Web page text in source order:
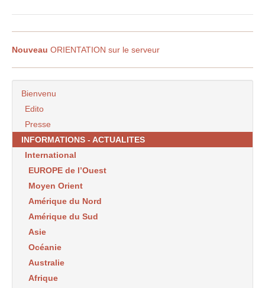
Nouveau ORIENTATION sur le serveur
Bienvenu
Edito
Presse
INFORMATIONS - ACTUALITES
International
EUROPE de l’Ouest
Moyen Orient
Amérique du Nord
Amérique du Sud
Asie
Océanie
Australie
Afrique